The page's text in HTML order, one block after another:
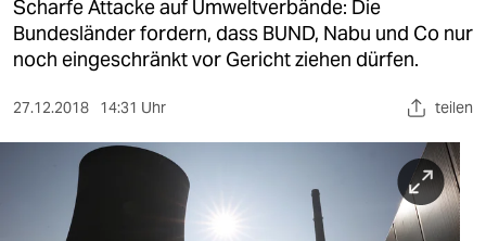
öko
gesellschaft
berlin
Scharfe Attacke auf Umweltverbände: Die
Bundesländer fordern, dass BUND, Nabu und Co nur
noch eingeschränkt vor Gericht ziehen dürfen.
27.12.2018 14:31 Uhr teilen